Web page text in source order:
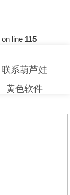
on line 115
联系葫芦娃
黄色软件